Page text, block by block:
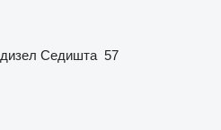
дизел Седишта 57